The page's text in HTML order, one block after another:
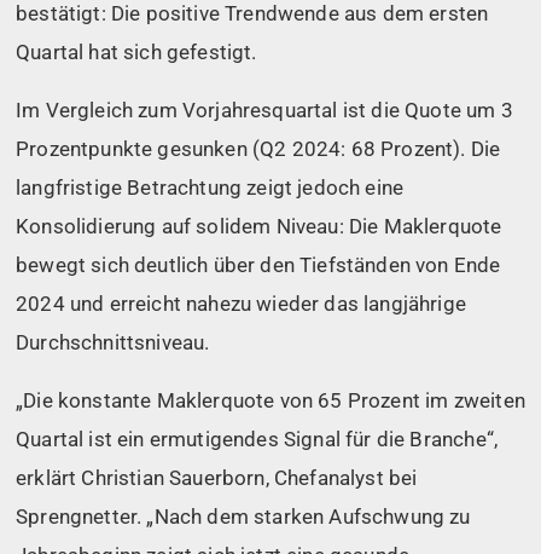
bestätigt: Die positive Trendwende aus dem ersten
Quartal hat sich gefestigt.
Im Vergleich zum Vorjahresquartal ist die Quote um 3
Prozentpunkte gesunken (Q2 2024: 68 Prozent). Die
langfristige Betrachtung zeigt jedoch eine
Konsolidierung auf solidem Niveau: Die Maklerquote
bewegt sich deutlich über den Tiefständen von Ende
2024 und erreicht nahezu wieder das langjährige
Durchschnittsniveau.
„Die konstante Maklerquote von 65 Prozent im zweiten
Quartal ist ein ermutigendes Signal für die Branche“,
erklärt Christian Sauerborn, Chefanalyst bei
Sprengnetter. „Nach dem starken Aufschwung zu